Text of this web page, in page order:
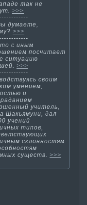
так не
>>>
дума­ете,
>>>
с иным
посчитает
ситуацию
>>>
своим
умением,
и
учитель,
Шакьямуни, дал
учений
ти­пов,
склонностям
существ. >>>